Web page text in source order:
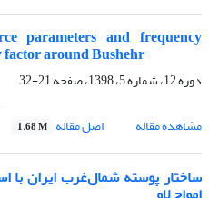
parameters and frequency
around Bushehr
دوره 12، شماره 5، 1398، صفحه
21-32
مشاهده مقاله
اصل مقاله 1.68 M
ساختار پوسته‌ شمال‌غرب ایران با